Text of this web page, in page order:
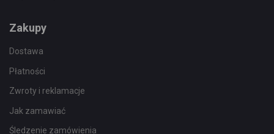
Zakupy
Dostawa
Płatności
Zwroty i reklamacje
Jak zamawiać
Śledzenie zamówienia